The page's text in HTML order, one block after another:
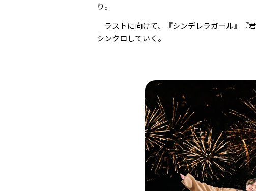
り。
ラストに向けて、『シンデレラガール』『
シンクロしていく。